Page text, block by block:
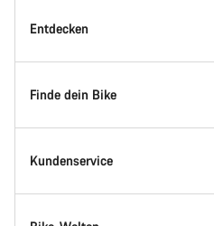
Inside Canyon
Innovation bei Canyon
Canyon Factory Racing
Entdecken
Events
Canyon Standorte finden
Finde dein Bike
Modellfinder
Kundenservice